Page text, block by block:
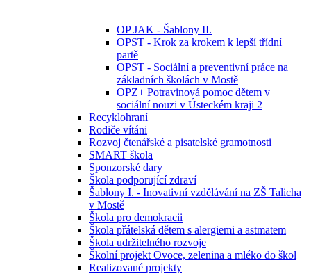
OP JAK - Šablony II.
OPST - Krok za krokem k lepší třídní
partě
OPST - Sociální a preventivní práce na
základních školách v Mostě
OPZ+ Potravinová pomoc dětem v
sociální nouzi v Ústeckém kraji 2
Recyklohraní
Rodiče vítáni
Rozvoj čtenářské a pisatelské gramotnosti
SMART škola
Sponzorské dary
Škola podporující zdraví
Šablony I. - Inovativní vzdělávání na ZŠ Talicha
v Mostě
Škola pro demokracii
Škola přátelská dětem s alergiemi a astmatem
Škola udržitelného rozvoje
Školní projekt Ovoce, zelenina a mléko do škol
Realizované projekty